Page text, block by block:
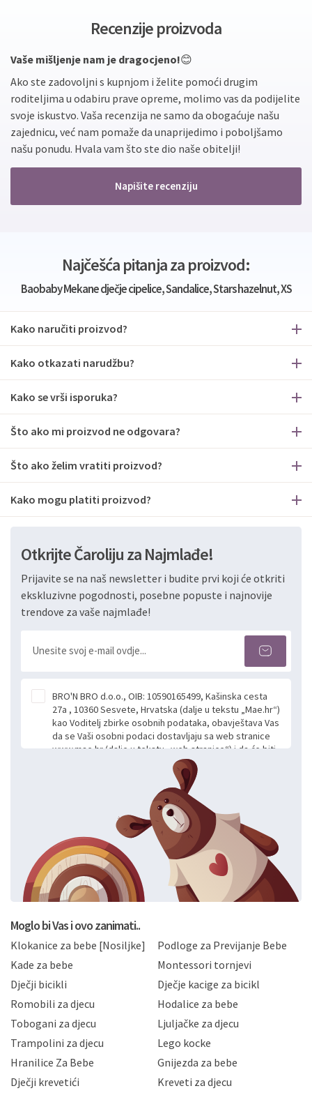
Recenzije proizvoda
Vaše mišljenje nam je dragocjeno!😊
Ako ste zadovoljni s kupnjom i želite pomoći drugim
roditeljima u odabiru prave opreme, molimo vas da podijelite
svoje iskustvo. Vaša recenzija ne samo da obogaćuje našu
zajednicu, već nam pomaže da unaprijedimo i poboljšamo
našu ponudu. Hvala vam što ste dio naše obitelji!
Napišite recenziju
Najčešća pitanja za proizvod:
Baobaby Mekane dječje cipelice, Sandalice, Stars hazelnut, XS
Kako naručiti proizvod?
Kako otkazati narudžbu?
Kako se vrši isporuka?
Što ako mi proizvod ne odgovara?
Što ako želim vratiti proizvod?
Kako mogu platiti proizvod?
Otkrijte Čaroliju za Najmlađe!
Prijavite se na naš newsletter i budite prvi koji će otkriti
ekskluzivne pogodnosti, posebne popuste i najnovije
trendove za vaše najmlađe!
BRO'N BRO d.o.o., OIB: 10590165499, Kašinska cesta
27a , 10360 Sesvete, Hrvatska (dalje u tekstu „Mae.hr“)
kao Voditelj zbirke osobnih podataka, obavještava Vas
da se Vaši osobni podaci dostavljaju sa web stranice
www.mae.hr (dalje u tekstu „web stranice“) i da će biti
obrađeni. Prihvaćanjem ove Izjave smatra se da
slobodno i izričito dajete privolu za prikupljanje i daljnju
obradu Vaših osobnih podataka koje ustupate Mae.hr
putem ovih web stranica u svrhu odgovora i daljnje
komunikacije na Vaš upit poslan kroz kontakt obrazac.
Radi se o dobrovoljnom davanju podataka te ovu
Izjavu niste dužni prihvatiti odnosno niste dužni unositi
svoje osobne podatke u jednu od prijavnih
formi/obrazaca dostupnih na ovim web stranicama.
BRO'N BRO d.o.o. će s Vašim osobnim podacima
postupati sukladno Općoj uredbi o zaštiti podataka
privatnosti i kolačića koju možete pročitati ovdje i
Hrvatske, a uvijek uz primjenu odgovarajućih tehničkih i
sigurnosnih mjera zaštite osobnih podataka od
neovlaštenog pristupa, zlouporabe, otkrivanja,
gubitka ili uništenja. Mae.hr štiti privatnost svojih
korisnika i posjetitelja web stranica, čuva povjerljivost
Vaših osobnih podataka te omogućava pristup i
priopćavanje osobnih podataka samo onim svojim
zaposlenicima kojima su isti potrebni radi provedbe
slučajevima koji su dozvoljeni zakonima. Napominjemo
da možete u svako doba, u potpunosti ili djelomice,
Moglo bi Vas i ovo zanimati..
Klokanice za bebe [Nosiljke]
Podloge za Previjanje Bebe
Kade za bebe
Montessori tornjevi
Dječji bicikli
Dječje kacige za bicikl
Romobili za djecu
Hodalice za bebe
Tobogani za djecu
Ljuljačke za djecu
Trampolini za djecu
Lego kocke
Hranilice Za Bebe
Gnijezda za bebe
Dječji krevetići
Kreveti za djecu